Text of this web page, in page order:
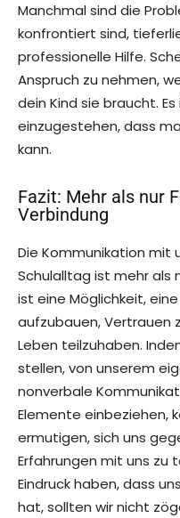
Manchmal sind die
konfrontiert sind,
professionelle Hilfe.
Anspruch zu nehmen,
dein Kind sie braucht.
einzugestehen, dass
kann.
Fazit: Mehr als nur
Verbindung
Die Kommunikation mit
Schulalltag ist mehr als
ist eine Möglichkeit,
aufzubauen, Vertrauen
Leben teilzuhaben.
stellen, von unserem
nonverbale
Elemente einbeziehen,
ermutigen, sich uns
Erfahrungen mit uns zu
Eindruck haben, dass
hat, sollten wir nicht